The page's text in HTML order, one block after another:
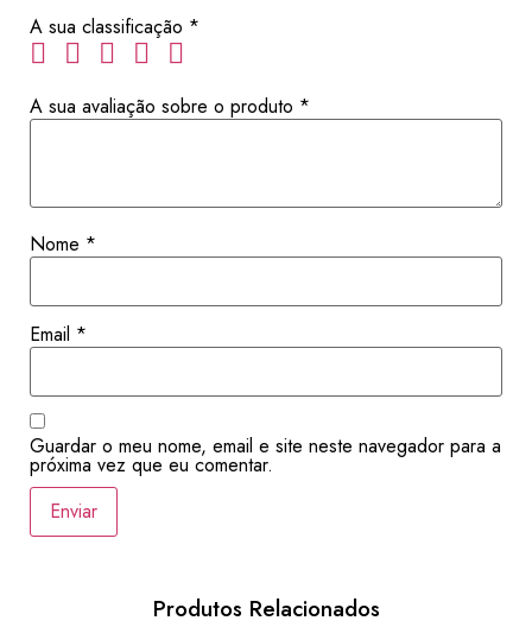
A sua classificação *
A sua avaliação sobre o produto *
Nome *
Email *
Guardar o meu nome, email e site neste navegador para a
próxima vez que eu comentar.
Produtos Relacionados